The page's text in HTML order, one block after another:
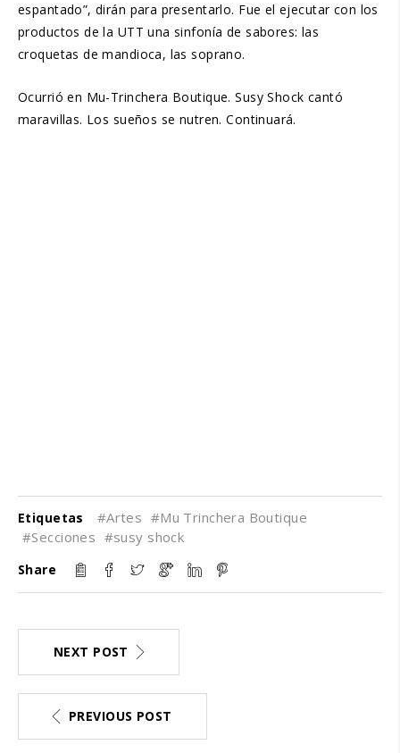
espantado”, dirán para presentarlo. Fue el ejecutar con los
productos de la UTT una sinfonía de sabores: las
croquetas de mandioca, las soprano.
Ocurrió en Mu-Trinchera Boutique. Susy Shock cantó
maravillas. Los sueños se nutren. Continuará.
Etiquetas #Artes #Mu Trinchera Boutique
#Secciones #susy shock
Share
NEXT POST
PREVIOUS POST